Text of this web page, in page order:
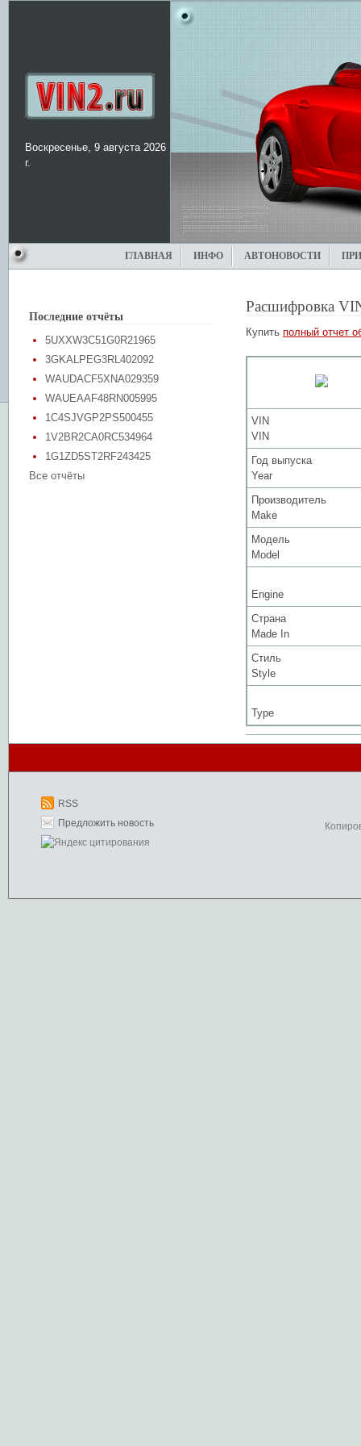
Воскресенье, 9 августа 2026
г.
ГЛАВНАЯ ИНФО АВТОНОВОСТИ
Последние отчёты
5UXXW3C51G0R21965
3GKALPEG3RL402092
WAUDACF5XNA029359
WAUEAAF48RN005995
1C4SJVGP2PS500455
1V2BR2CA0RC534964
1G1ZD5ST2RF243425
Все отчёты
Расшифровка
Купить полный отчет
VIN
VIN
Год выпуска
Year
Производитель
Make
Модель
Model
Engine
Страна
Made In
Стиль
Style
Type
RSS
Предложить новость